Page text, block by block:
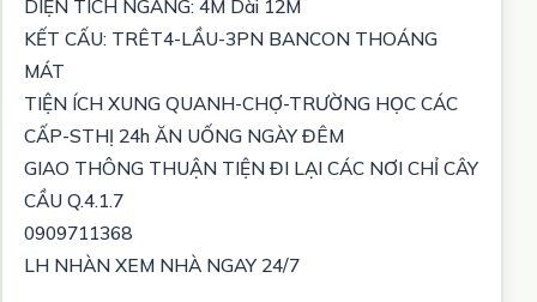
DIỆN TÍCH NGANG: 4M Dài 12M
KẾT CẤU: TRÊT4-LẦU-3PN BANCON THOÁNG
MÁT
TIỆN ÍCH XUNG QUANH-CHỢ-TRƯỜNG HỌC CÁC
CẤP-STHỊ 24h ĂN UỐNG NGÀY ĐÊM
GIAO THÔNG THUẬN TIỆN ĐI LẠI CÁC NƠI CHỈ CÂY
CẦU Q.4.1.7
0909711368
LH NHÀN XEM NHÀ NGAY 24/7